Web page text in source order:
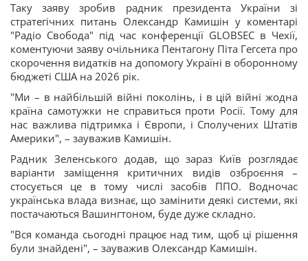
Таку заяву зробив радник президента України зі
стратегічних питань Олександр Камишін у коментарі
"Радіо Свобода" під час конференції GLOBSEC в Чехії,
коментуючи заяву очільника Пентагону Піта Гегсета про
скорочення видатків на допомогу Україні в оборонному
бюджеті США на 2026 рік.
"Ми – в найбільшій війні поколінь, і в цій війні жодна
країна самотужки не справиться проти Росії. Тому для
нас важлива підтримка і Європи, і Сполучених Штатів
Америки", – зауважив Камишін.
Радник Зеленського додав, що зараз Київ розглядає
варіанти заміщення критичних видів озброєння –
стосується це в тому числі засобів ППО. Водночас
українська влада визнає, що замінити деякі системи, які
постачаються Вашингтоном, буде дуже складно.
"Вся команда сьогодні працює над тим, щоб ці рішення
були знайдені", – зауважив Олександр Камишін.